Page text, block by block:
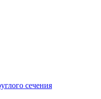
сечения